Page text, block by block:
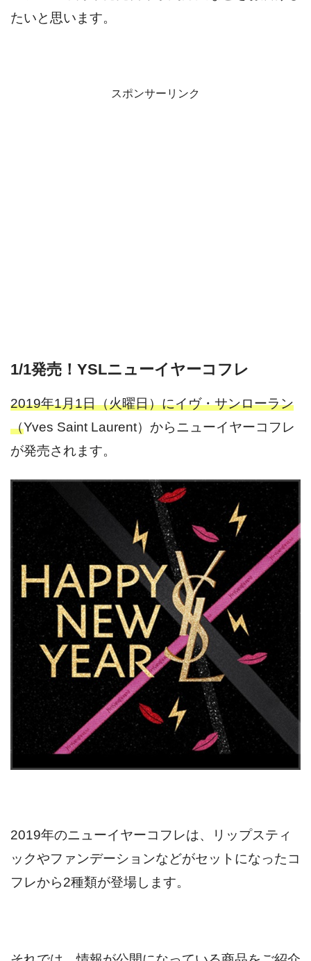
たいと思います。
スポンサーリンク
1/1発売！YSLニューイヤーコフレ
2019年1月1日（火曜日）にイヴ・サンローラン
（Yves Saint Laurent）からニューイヤーコフレ
が発売されます。
2019年のニューイヤーコフレは、リップスティ
ックやファンデーションなどがセットになったコ
フレから2種類が登場します。